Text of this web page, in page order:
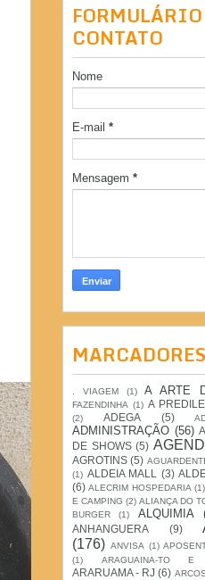
CONTATO
Nome
E-mail *
Mensagem *
MARCADORES
. VIAGEM (1) A ARTE
FAZENDINHA (1) A
(2)
ADEGA (5)
ADMINISTRAÇÃO (56)
DE SHOWS (5)
AGROTINS (5)
(1) ALDEIA MALL (3)
(6) ALECRIM HOSPEDARIA (1)
E CAMPING (2) ALIANÇA DO
BURGER
(1) ALQUIMIA
ANHANGUERA (9)
(176) ANVISA (1)
(1)
ARAGUAINA-TO E
ARARUAMA - RJ (6)